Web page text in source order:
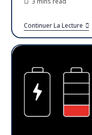
Continuer La Lecture